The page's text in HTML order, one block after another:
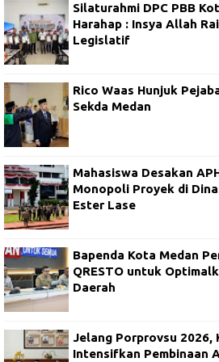
Silaturahmi DPC PBB
Harahap : Insya Allah
Legislatif
Rico Waas Hunjuk
Sekda Medan
Mahasiswa Desakan
Monopoli Proyek di
Ester Lase
Bapenda Kota Medan
QRESTO untuk
Daerah
Jelang Porprovsu 2026,
Intensifkan Pembinaan